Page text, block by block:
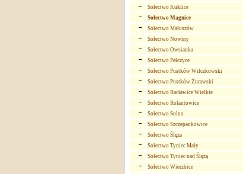
Sołectwo Kuklice
Sołectwo Magnice
Sołectwo Małuszów
Sołectwo Nowiny
Sołectwo Owsianka
Sołectwo Pełczyce
Sołectwo Pustków Wilczkowski
Sołectwo Pustków Żurawski
Sołectwo Racławice Wielkie
Sołectwo Rolantowice
Sołectwo Solna
Sołectwo Szczepankowice
Sołectwo Ślęza
Sołectwo Tyniec Mały
Sołectwo Tyniec nad Ślęzą
Sołectwo Wierzbice